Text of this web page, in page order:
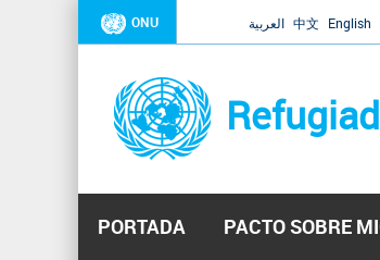
ONU العربية 中文 English
PORTADA PACTO SOBRE